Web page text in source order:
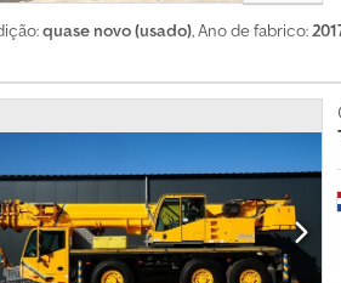
quase novo (usado), Ano de fabrico: